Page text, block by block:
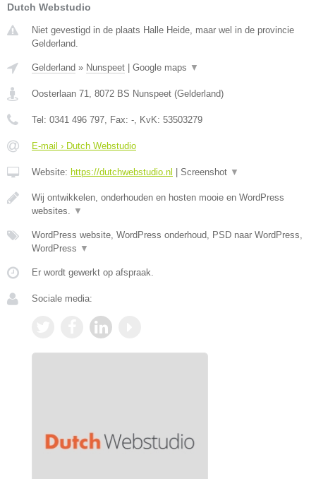
Dutch Webstudio
Niet gevestigd in de plaats Halle Heide, maar wel in de provincie
Gelderland.
Gelderland » Nunspeet Google maps ▼
Oosterlaan 71 8072 BS Nunspeet (Gelderland)
Tel: 0341 496 797 , Fax: - , KvK: 53503279
E-mail › Dutch Webstudio
Website: https://dutchwebstudio.nl Screenshot ▼
Wij ontwikkelen, onderhouden en hosten mooie en WordPress
websites.
▼
WordPress website, WordPress onderhoud, PSD naar WordPress,
WordPress ▼
Er wordt gewerkt op afspraak.
Sociale media: